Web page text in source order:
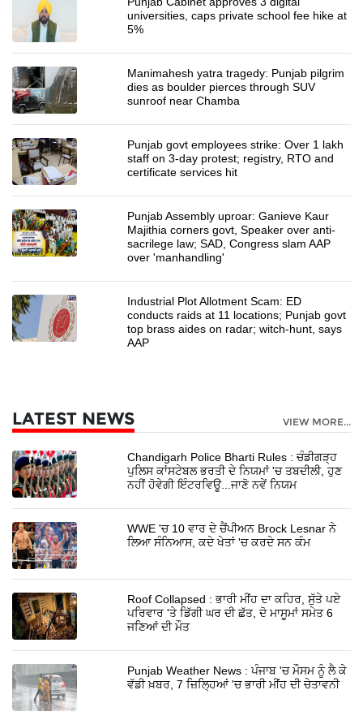
universities, caps private school fee hike at
5%
Manimahesh yatra tragedy: Punjab pilgrim
dies as boulder pierces through SUV
sunroof near Chamba
Punjab govt employees strike: Over 1 lakh
staff on 3-day protest; registry, RTO and
certificate services hit
Punjab Assembly uproar: Ganieve Kaur
Majithia corners govt, Speaker over anti-
sacrilege law; SAD, Congress slam AAP
over 'manhandling'
Industrial Plot Allotment Scam: ED
conducts raids at 11 locations; Punjab govt
top brass aides on radar; witch-hunt, says
AAP
LATEST NEWS VIEW MORE...
Chandigarh Police Bharti Rules : ਚੰਡੀਗੜ੍ਹ
ਪੁਲਿਸ ਕਾਂਸਟੇਬਲ ਭਰਤੀ ਦੇ ਨਿਯਮਾਂ 'ਚ ਤਬਦੀਲੀ, ਹੁਣ
ਨਹੀਂ ਹੋਵੇਗੀ ਇੰਟਰਵਿਊ...ਜਾਣੋ ਨਵੇਂ ਨਿਯਮ
WWE 'ਚ 10 ਵਾਰ ਦੇ ਚੈਂਪੀਅਨ Brock Lesnar ਨੇ
ਲਿਆ ਸੰਨਿਆਸ, ਕਦੇ ਖੇਤਾਂ 'ਚ ਕਰਦੇ ਸਨ ਕੰਮ
Roof Collapsed : ਭਾਰੀ ਮੀਂਹ ਦਾ ਕਹਿਰ, ਸੁੱਤੇ ਪਏ
ਪਰਿਵਾਰ 'ਤੇ ਡਿੱਗੀ ਘਰ ਦੀ ਛੱਤ, ਦੋ ਮਾਸੂਮਾਂ ਸਮੇਤ 6
ਜਣਿਆਂ ਦੀ ਮੌਤ
Punjab Weather News : ਪੰਜਾਬ 'ਚ ਮੌਸਮ ਨੂੰ ਲੈ ਕੇ
ਵੱਡੀ ਖ਼ਬਰ, 7 ਜ਼ਿਲ੍ਹਿਆਂ 'ਚ ਭਾਰੀ ਮੀਂਹ ਦੀ ਚੇਤਾਵਨੀ